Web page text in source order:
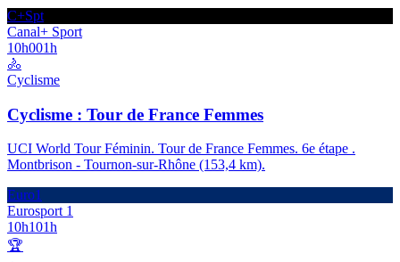
C+Spt
Canal+ Sport
10h001h
🚴
Cyclisme
Cyclisme : Tour de France Femmes
UCI World Tour Féminin. Tour de France Femmes. 6e étape .
Montbrison - Tournon-sur-Rhône (153,4 km).
Euro1
Eurosport 1
10h101h
🏆